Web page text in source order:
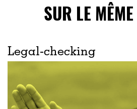
SUR LE
Legal-checking